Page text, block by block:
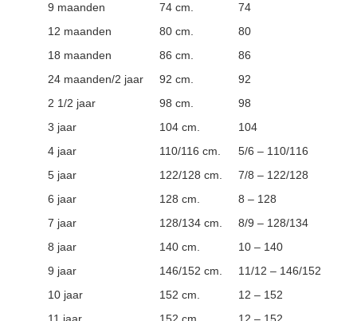
9 maanden
74 cm.
74
12 maanden
80 cm.
80
18 maanden
86 cm.
86
24 maanden/2 jaar
92 cm.
92
2 1/2 jaar
98 cm.
98
3 jaar
104 cm.
104
4 jaar
110/116 cm.
5/6 – 110/116
5 jaar
122/128 cm.
7/8 – 122/128
6 jaar
128 cm.
8 – 128
7 jaar
128/134 cm.
8/9 – 128/134
8 jaar
140 cm.
10 – 140
9 jaar
146/152 cm.
11/12 – 146/152
10 jaar
152 cm.
12 – 152